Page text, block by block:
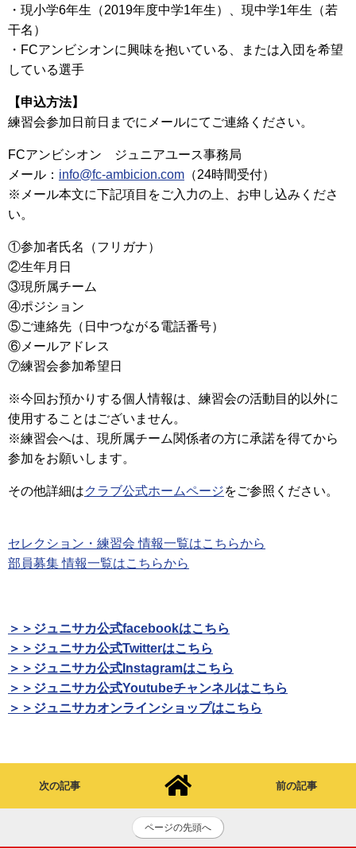
・現小学6年生（2019年度中学1年生）、現中学1年生（若
干名）
・FCアンビシオンに興味を抱いている、または入団を希望
している選手
【申込方法】
練習会参加日前日までにメールにてご連絡ください。
FCアンビシオン ジュニアユース事務局
メール： info@fc-ambicion.com （24時間受付）
※メール本文に下記項目をご入力の上、お申し込みくださ
い。
①参加者氏名（フリガナ）
②生年月日
③現所属チーム
④ポジション
⑤ご連絡先（日中つながる電話番号）
⑥メールアドレス
⑦練習会参加希望日
※今回お預かりする個人情報は、練習会の活動目的以外に
使用することはございません。
※練習会へは、現所属チーム関係者の方に承諾を得てから
参加をお願いします。
その他詳細はクラブ公式ホームページをご参照ください。
セレクション・練習会 情報一覧はこちらから
部員募集 情報一覧はこちらから
＞＞ジュニサカ公式facebookはこちら
＞＞ジュニサカ公式Twitterはこちら
＞＞ジュニサカ公式Instagramはこちら
＞＞ジュニサカ公式Youtubeチャンネルはこちら
＞＞ジュニサカオンラインショップはこちら
次の記事 前の記事
ページの先頭へ